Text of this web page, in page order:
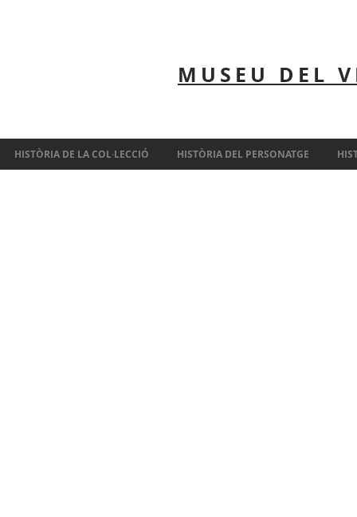
MUSEU DEL
HISTÒRIA DE LA COL·LECCIÓ HISTÒRIA DEL PERSONATGE